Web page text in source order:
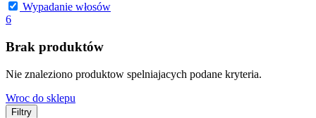
Wypadanie włosów
6
Brak produktów
Nie znaleziono produktow spelniajacych podane kryteria.
Wroc do sklepu
Filtry